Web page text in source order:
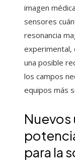
imagen
sensores
resonancia
experimental,
una posible
los campos
equipos más
Nuevos
para la